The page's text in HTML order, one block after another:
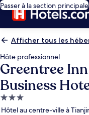
Passer à la section principale
Afficher tous les
Hôte professionnel
Greentree
Business
Hébergement
3.0 étoiles
Hôtel au centre-ville à